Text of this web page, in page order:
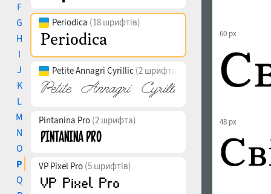
F
G
H
I
J
K
L
M
N
O
P
Q
Periodica (18 шрифтів)
Petite Annagri Cyrillic (2 шрифта)
Pintanina Pro (2 шрифта)
VP Pixel Pro (5 шрифтів)
60 px
48 px